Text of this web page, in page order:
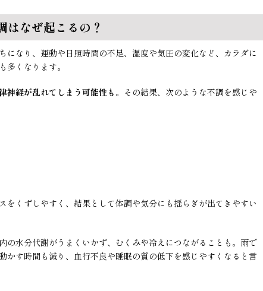
はなぜ起こるの？
になり、運動や日照時間の不足、湿度や気圧の変化など、カラダに
多くなります。
神経が乱れてしまう可能性も 。その結果、次のような不調を感じや
をくずしやすく、結果として体調や気分にも揺らぎが出てきやすい
の水分代謝がうまくいかず、むくみや冷えにつながることも。雨で
かす時間も減り、血行不良や睡眠の質の低下を感じやすくなると言